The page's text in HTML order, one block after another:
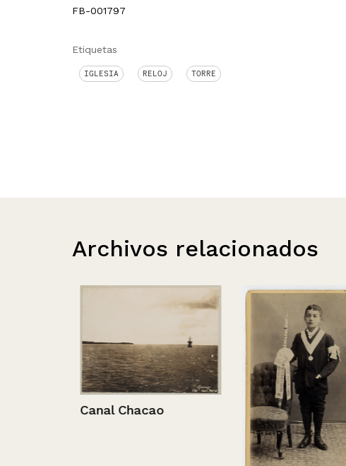
FB-001797
Etiquetas
IGLESIA RELOJ TORRE
Archivos relacionados
Canal Chacao